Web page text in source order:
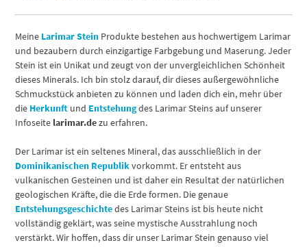
Meine Larimar Stein Produkte bestehen aus hochwertigem Larimar
und bezaubern durch einzigartige Farbgebung und Maserung. Jeder
Stein ist ein Unikat und zeugt von der unvergleichlichen Schönheit
dieses Minerals. Ich bin stolz darauf, dir dieses außergewöhnliche
Schmuckstück anbieten zu können und laden dich ein, mehr über
die Herkunft und Entstehungdes Larimar Steins auf unserer
Infoseite larimar.dezu erfahren.
Der Larimar ist ein seltenes Mineral, das ausschließlich in der
Dominikanischen Republikvorkommt. Er entsteht aus
vulkanischen Gesteinen und ist daher ein Resultat der natürlichen
geologischen Kräfte, die die Erde formen. Die genaue
Entstehungsgeschichtedes Larimar Steins ist bis heute nicht
vollständig geklärt, was seine mystische Ausstrahlung noch
verstärkt. Wir hoffen, dass dir unser Larimar Stein genauso viel